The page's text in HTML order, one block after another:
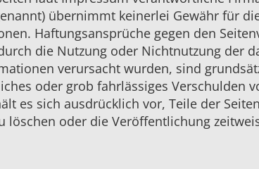
übernimmt keinerlei Gewähr für
Haftungsansprüche gegen den
die Nutzung oder Nichtnutzung der
verursacht wurden, sind
oder grob fahrlässiges
es sich ausdrücklich vor, Teile der
löschen oder die Veröffentlichung